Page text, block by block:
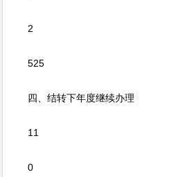
2
525
四、结转下年度继续办理
11
0